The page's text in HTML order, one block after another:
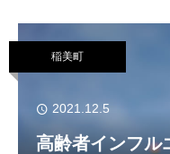
稲美町
2021.12.5
高齢者インフル